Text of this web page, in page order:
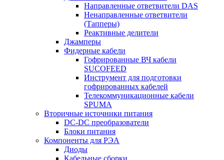
Направленные ответвители DAS
Ненаправленные ответвители
(Тапперы)
Реактивные делители
Джамперы
Фидерные кабели
Гофрированные ВЧ кабели
SUCOFEED
Инструмент для подготовки
гофрированных кабелей
Телекоммуникационные кабели
SPUMA
Вторичные источники питания
DC-DC преобразователи
Блоки питания
Компоненты для РЭА
Диоды
Кабельные сборки